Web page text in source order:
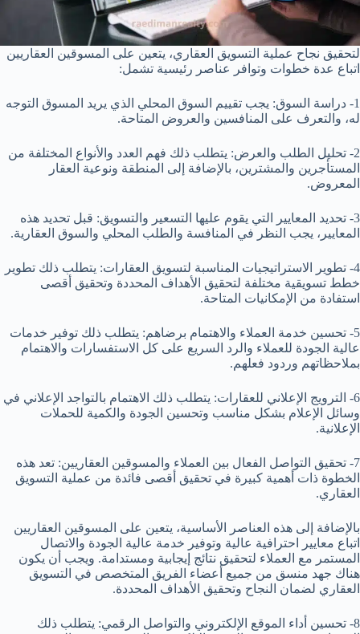
لتحقيق نجاح عملية التسويق العقاري، يتعين على المسوقين العقاريين
اتباع عدة خطوات وتوافر عناصر رئيسية تشمل:
1- دراسة السوق: يجب تقييم السوق المحلي الذي يريد المسوق التوجه
له، والتعرف على المنافسين والعروض المتاحة.
2- تحليل الطلب والعرض: يتطلب ذلك فهم العدد والأنواع المختلفة من
المستأجرين والمشترين، بالإضافة إلى المنطقة ونوعية العقار
المعروض.
3- تحديد المعايير التي يقوم عليها التسعير والتسويق: قبل تحديد هذه
المعايير، يجب النظر في المنافسة والطلب المحلي والسوق العقارية.
4- تطوير الاستراتيجيات المناسبة لتسويق العقارات: يتطلب ذلك تطوير
خطط تسويقية مختلفة لتحقيق الأهداف المحددة وتحقيق أقصى
استفادة من الإمكانيات المتاحة.
5- تحسين خدمة العملاء والاهتمام برضاهم: يتطلب ذلك توفير خدمات
عالية الجودة للعملاء والرد السريع على كل الاستفسارات والاهتمام
بملاحظاتهم وردود فعلهم.
6- الترويج الإعلاني للعقارات: يتطلب ذلك الاهتمام بالتواجد الإعلاني في
وسائل الإعلام بشكل مناسب وتحسين الجودة والكمية للحملات
الإعلانية.
7- تحقيق التواصل الفعال بين العملاء والمسوقين العقاريين: تعد هذه
الخطوة ذات أهمية كبيرة في تحقيق أقصى فائدة من عملية التسويق
العقاري.
بالإضافة إلى هذه العناصر الأساسية، يتعين على المسوقين العقاريين
اتباع معايير احترافية عالية وتوفير خدمة عالية الجودة والاتصال
المستمر مع العملاء لتحقيق نتائج إيجابية ومستدامة. ويجب أن يكون
هناك جهد منسق من جميع أعضاء الفريق المتخصص في التسويق
العقاري لضمان النجاح وتحقيق الأهداف المحددة.
8- تحسين أداء الموقع الإلكتروني والتواصل الرقمي: يتطلب ذلك